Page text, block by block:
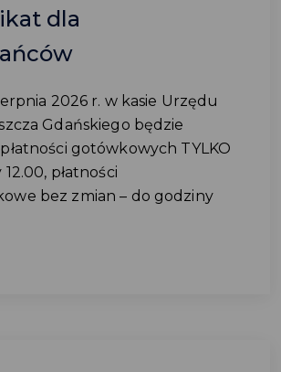
dla
2026 r. w kasie Urzędu
Gdańskiego będzie
gotówkowych TYLKO
płatności
bez zmian – do godziny